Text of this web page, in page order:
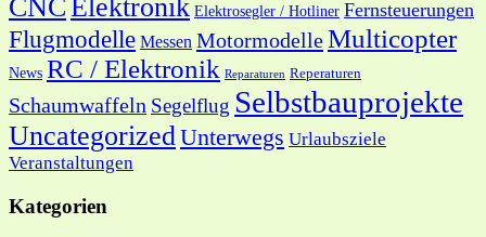
CNCElektronik Elektrosegler / Hotliner Fernsteuerungen
Flugmodelle Messen MotormodelleMulticopter
News RC / Elektronik Reparaturen Reperaturen
Schaumwaffeln Segelflug Selbstbauprojekte
UncategorizedUnterwegs Urlaubsziele
Veranstaltungen
Kategorien